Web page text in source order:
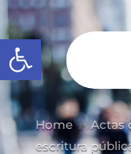
Abrir barra de
Home 9 Actas
escritura